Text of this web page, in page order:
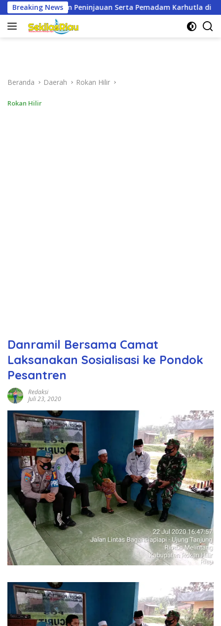
Langsung
ke
konten
Breaking News
Pemadam Karhutla di Palika Tiga Perwakilan
Beranda Daerah Rokan Hilir
Rokan Hilir
Danramil Bersama Camat
Laksanakan Sosialisasi ke Pondok
Pesantren
Redaksi
Juli 23, 2020